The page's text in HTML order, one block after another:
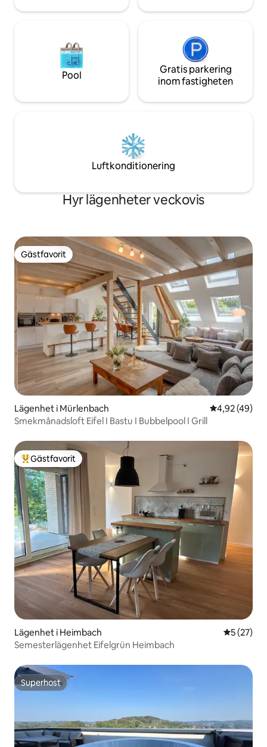
Pool
Gratis parkering
inom fastigheten
Luftkonditionering
Hyr lägenheter veckovis
Gästfavorit
Gästfavorit
Lägenhet i Mürlenbach 4,92 av 5 i
4,92 (49)
Smekmånadsloft Eifel I Bastu I Bubbelpool I Grill
Populär gästfavorit
Gästfavorit
Lägenhet i Heimbach 5 av 5 i
5 (27)
Semesterlägenhet Eifelgrün Heimbach
Superhost
Superhost